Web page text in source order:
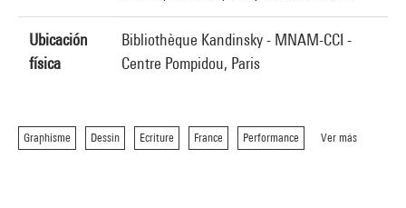
Ubicación
física
Bibliothèque Kandinsky - MNAM-CCI -
Centre Pompidou, Paris
Graphisme Dessin Ecriture France Performance Ver más